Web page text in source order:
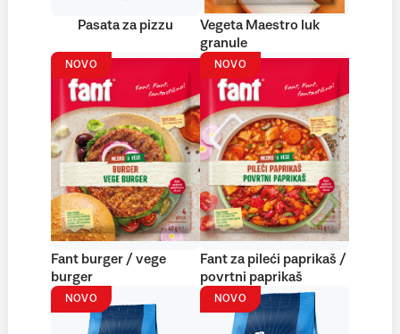
Pasata za pizzu
Vegeta Maestro luk
granule
NOVO
Fant burger / vege
burger
NOVO
Fant za pileći paprikaš /
povrtni paprikaš
NOVO NOVO